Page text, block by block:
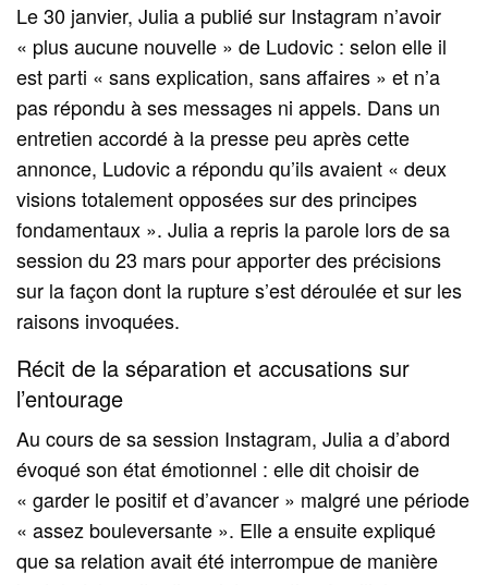
Le 30 janvier, Julia a publié sur Instagram n’avoir
« plus aucune nouvelle » de Ludovic : selon elle il
est parti « sans explication, sans affaires » et n’a
pas répondu à ses messages ni appels. Dans un
entretien accordé à la presse peu après cette
annonce, Ludovic a répondu qu’ils avaient « deux
visions totalement opposées sur des principes
fondamentaux ». Julia a repris la parole lors de sa
session du 23 mars pour apporter des précisions
sur la façon dont la rupture s’est déroulée et sur les
raisons invoquées.
Récit de la séparation et accusations sur
l’entourage
Au cours de sa session Instagram, Julia a d’abord
évoqué son état émotionnel : elle dit choisir de
« garder le positif et d’avancer » malgré une période
« assez bouleversante ». Elle a ensuite expliqué
que sa relation avait été interrompue de manière